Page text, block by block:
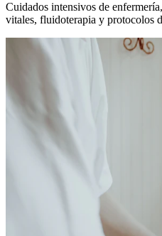
Cuidados intensivos de
vitales, fluidoterapia y protocolos